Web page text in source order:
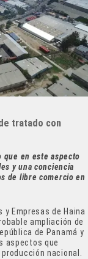
tratado con
que en este aspecto
y una conciencia
de libre comercio en
y Empresas de Haina
ampliación de
de Panamá y
aspectos que
nacional.